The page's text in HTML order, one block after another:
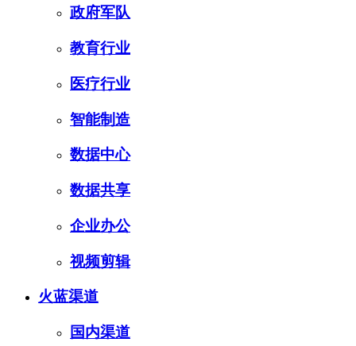
政府军队
教育行业
医疗行业
智能制造
数据中心
数据共享
企业办公
视频剪辑
火蓝渠道
国内渠道